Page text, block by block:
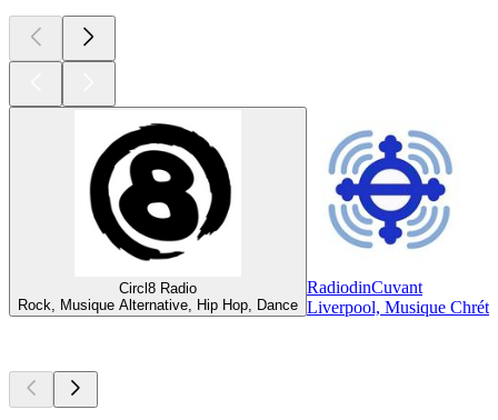
Circl8 Radio
Rock, Musique Alternative, Hip Hop, Dance
RadiodinCuvant
Liverpool, Musique